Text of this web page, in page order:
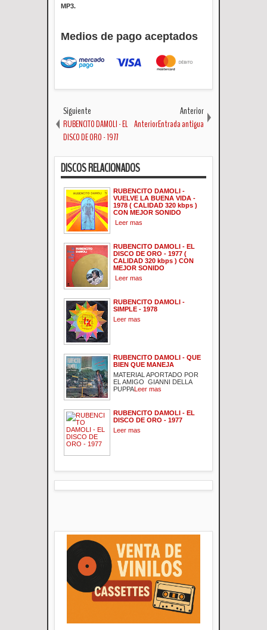
MP3.
Medios de pago aceptados
Siguiente
RUBENCITO DAMOLI - EL
DISCO DE ORO - 1977
Anterior
AnteriorEntrada antigua
DISCOS RELACIONADOS
RUBENCITO DAMOLI -
VUELVE LA BUENA VIDA -
1978 ( CALIDAD 320 kbps )
CON MEJOR SONIDO
Leer mas
RUBENCITO DAMOLI - EL
DISCO DE ORO - 1977 (
CALIDAD 320 kbps ) CON
MEJOR SONIDO
Leer mas
RUBENCITO DAMOLI -
SIMPLE - 1978
Leer mas
RUBENCITO DAMOLI - QUE
BIEN QUE MANEJA
MATERIAL APORTADO POR
EL AMIGO GIANNI DELLA
PUPPALeer mas
RUBENCITO DAMOLI - EL
DISCO DE ORO - 1977
Leer mas